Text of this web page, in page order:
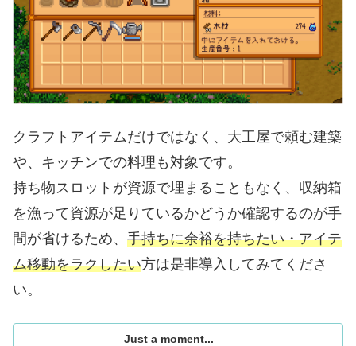
クラフトアイテムだけではなく、大工屋で頼む建築
や、キッチンでの料理も対象です。
持ち物スロットが資源で埋まることもなく、収納箱
を漁って資源が足りているかどうか確認するのが手
間が省けるため、 手持ちに余裕を持ちたい・アイテ
ム移動をラクしたい方は是非導入してみてくださ
い。
Just a moment...